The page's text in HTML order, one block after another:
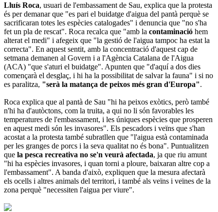
Lluís Roca, usuari de l'embassament de Sau, explica que la protesta
és per demanar que "es pari el buidatge d'aigua del pantà perquè se
sacrificaran totes les espècies catalogades" i denuncia que "no s'ha
fet un pla de rescat". Roca recalca que "amb la contaminació hem
alterat el medi" i afegeix que "la gestió de l'aigua tampoc ha estat la
correcta". En aquest sentit, amb la concentració d'aquest cap de
setmana demanen al Govern i a l'Agència Catalana de l'Aigua
(ACA) "que s'aturi el buidatge". Apunten que "d'aquí a dos dies
començarà el desglaç, i hi ha la possibilitat de salvar la fauna" i si no
es paralitza, "serà la matança de peixos més gran d'Europa".
Roca explica que al pantà de Sau "hi ha peixos exòtics, però també
n'hi ha d'autòctons, com la truita, a qui no li són favorables les
temperatures de l'embassament, i les úniques espècies que prosperen
en aquest medi són les invasores". Els pescadors i veïns que s'han
acostat a la protesta també subratllen que "l'aigua està contaminada
per les granges de porcs i la seva qualitat no és bona". Puntualitzen
que la pesca recreativa no se'n veurà afectada, ja que riu amunt
"hi ha espècies invasores, i quan torni a ploure, baixaran altre cop a
l'embassament". A banda d'això, expliquen que la mesura afectarà
els ocells i altres animals del territori, i també als veïns i veïnes de la
zona perquè "necessiten l'aigua per viure".